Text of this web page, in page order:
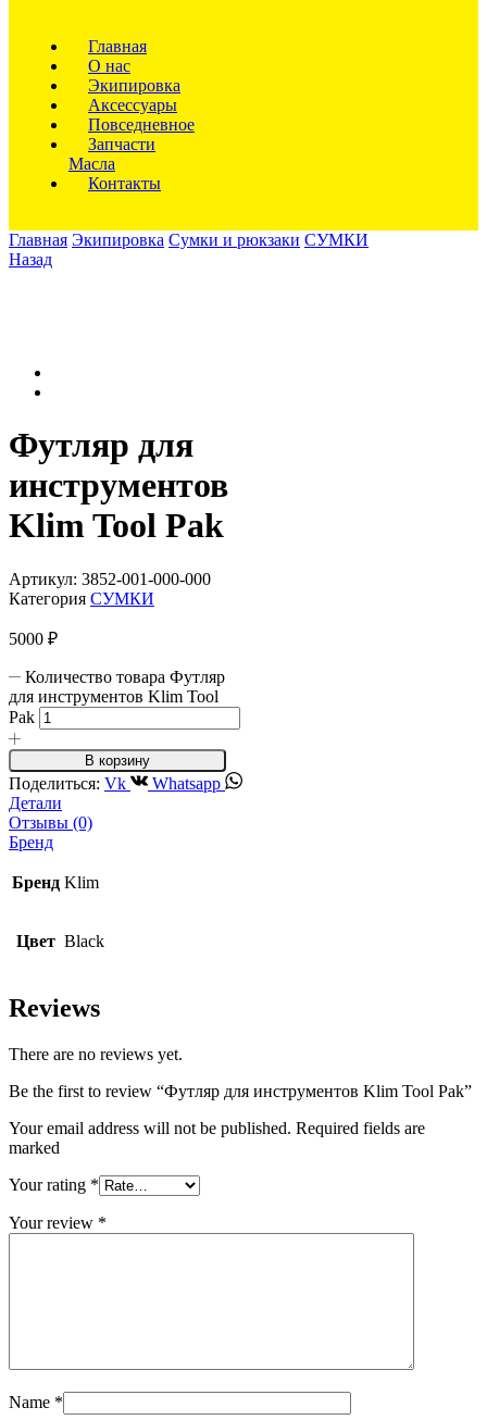
Главная
О нас
Экипировка
Аксессуары
Повседневное
Запчасти
Масла
Контакты
Главная Экипировка Сумки и рюкзаки СУМКИ
Назад
Футляр для
инструментов
Klim Tool Pak
Артикул: 3852-001-000-000
Категория СУМКИ
5000 ₽
Количество товара Футляр
для инструментов Klim Tool
Pak
В корзину
Поделиться: Vk
Whatsapp
Детали
Отзывы (0)
Бренд
Бренд Klim
Цвет Black
Reviews
There are no reviews yet.
Be the first to review “Футляр для инструментов Klim Tool Pak”
Your email address will not be published. Required fields are
marked
Your rating *
Your review *
Name *